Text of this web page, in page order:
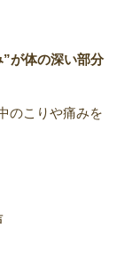
”が体の深い部分
のこりや痛みを